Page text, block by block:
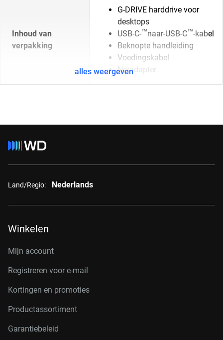
Inhoud van
verpakking
G-DRIVE harddrive voor
desktops
USB-C-™naar-USB-C™-kabel
Beknopte handleiding
Voedingskabel
Netadapter
alles weergeven
Land/Regio: Nederlands
Winkelen
Mijn account
Registreren voor e-mail
Kortingen en promoties
Productassortiment
Garantiebeleid